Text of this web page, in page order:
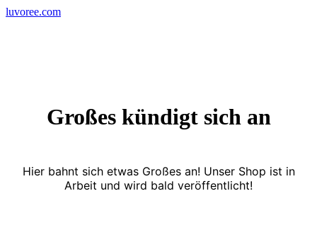
Skip
luvoree.com
Großes kündigt sich an
Hier bahnt sich etwas Großes an! Unser Shop ist in
Arbeit und wird bald veröffentlicht!